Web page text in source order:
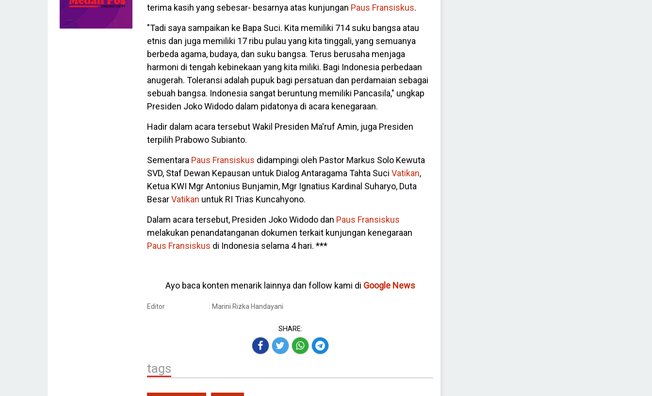
terima kasih yang sebesar- besarnya atas kunjungan Paus Fransiskus.
"Tadi saya sampaikan ke Bapa Suci. Kita memiliki 714 suku bangsa atau
etnis dan juga memiliki 17 ribu pulau yang kita tinggali, yang semuanya
berbeda agama, budaya, dan suku bangsa. Terus berusaha menjaga
harmoni di tengah kebinekaan yang kita miliki. Bagi Indonesia perbedaan
anugerah. Toleransi adalah pupuk bagi persatuan dan perdamaian sebagai
sebuah bangsa. Indonesia sangat beruntung memiliki Pancasila," ungkap
Presiden Joko Widodo dalam pidatonya di acara kenegaraan.
Hadir dalam acara tersebut Wakil Presiden Ma'ruf Amin, juga Presiden
terpilih Prabowo Subianto.
Sementara Paus Fransiskus didampingi oleh Pastor Markus Solo Kewuta
SVD, Staf Dewan Kepausan untuk Dialog Antaragama Tahta Suci Vatikan,
Ketua KWI Mgr Antonius Bunjamin, Mgr Ignatius Kardinal Suharyo, Duta
BesarVatikan untuk RI Trias Kuncahyono.
Dalam acara tersebut, Presiden Joko Widodo dan Paus Fransiskus
melakukan penandatanganan dokumen terkait kunjungan kenegaraan
Paus Fransiskus di Indonesia selama 4 hari. ***
Ayo baca konten menarik lainnya dan follow kami di Google News
Editor : Marini Rizka Handayani
SHARE:
tags